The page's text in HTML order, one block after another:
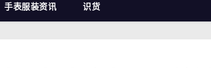
手表服装资讯 识货